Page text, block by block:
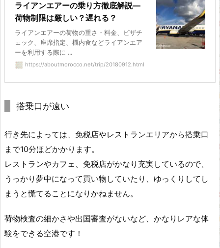
ライアンエアーの乗り方徹底解説―
荷物制限は厳しい？遅れる？
ライアンエアーの荷物の重さ・料金、ビザチ
ェック、座席指定、機内食などライアンエア
ーを利用する際に ...
https://aboutmorocco.net/trip/20180912.html
搭乗口が遠い
行き先によっては、免税店やレストランエリアから搭乗口
まで10分ほどかかります。
レストランやカフェ、免税店がかなり充実しているので、
うっかり夢中になって買い物していたり、ゆっくりしてし
まうと慌てることになりかねません。
荷物検査の細かさや出国審査がないなど、かなりレアな体
験をできる空港です！